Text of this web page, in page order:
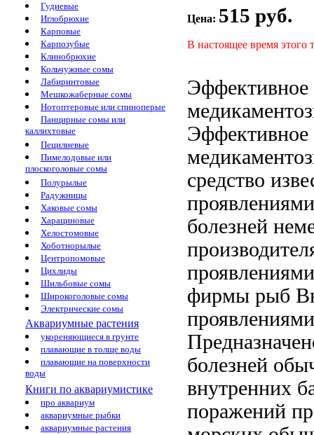
Гудиевые
Иглобрюхие
Карповые
Карпозубые
Клинобрюхие
Кольчужные сомы
Лабиринтовые
Мешкожаберные сомы
Нотоптеровые или спиноперые
Панцирные сомы или
каллихтовые
Пецилиевые
Пимелодовые или
плоскоголовые сомы
Полурылые
Радужницы
Хаковые сомы
Харациновые
Хелостомовые
Хоботнорылые
Центропомовые
Цихлиды
Шильбовые сомы
Широкоголовые сомы
Электрические сомы
Аквариумные растения
укореняющиеся в грунте
плавающие в толще воды
плавающие на поверхности
воды
Книги по аквариумистике
про аквариум
аквариумные рыбки
аквариумные растения
Цена: 515 руб.
В настоящее время этого
Эффективное
Эффективное
средство
болезней
фирмы рыб
проявлениями
болезней
внутренних
поражений